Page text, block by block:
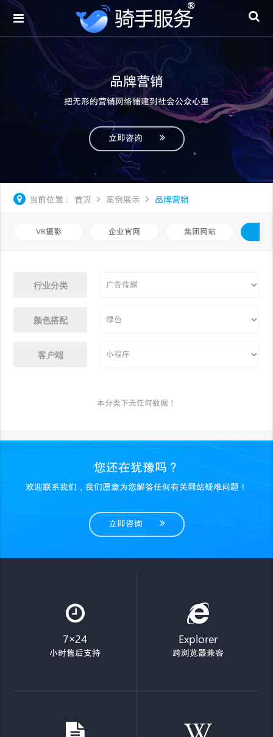
品牌营销
把无形的营销网络铺建到社会公众心里
立即咨询
当前位置： 首页 案例展示 品牌营销
VR摄影 企业官网 集团网站
行业分类
颜色搭配
客户端
本分类下无任何数据！
您还在犹豫吗？
欢迎联系我们，我们愿意为您解答任何有关网站疑难问题！
立即咨询
7×24
小时售后支持
Explorer
跨浏览器兼容